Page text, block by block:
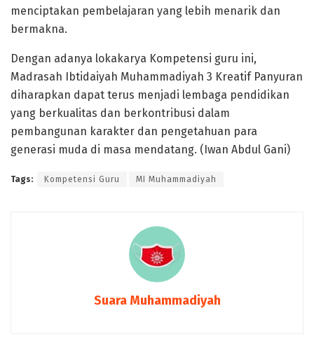
menciptakan pembelajaran yang lebih menarik dan
bermakna.
Dengan adanya lokakarya Kompetensi guru ini,
Madrasah Ibtidaiyah Muhammadiyah 3 Kreatif Panyuran
diharapkan dapat terus menjadi lembaga pendidikan
yang berkualitas dan berkontribusi dalam
pembangunan karakter dan pengetahuan para
generasi muda di masa mendatang. (Iwan Abdul Gani)
Tags: Kompetensi Guru MI Muhammadiyah
Suara Muhammadiyah